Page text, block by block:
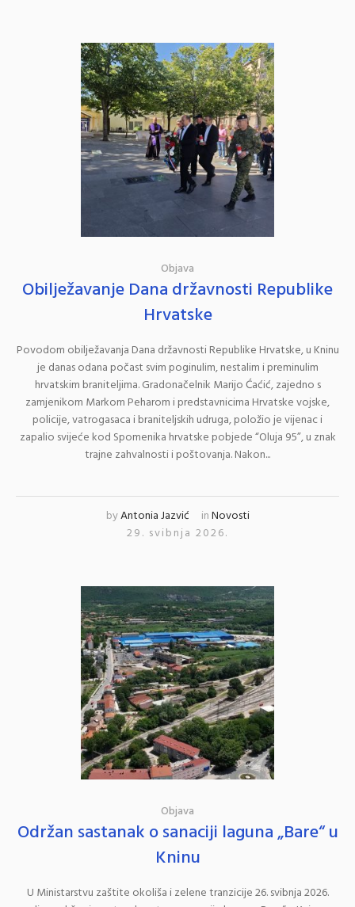
Objava
Obilježavanje Dana državnosti Republike
Hrvatske
Povodom obilježavanja Dana državnosti Republike Hrvatske, u Kninu
je danas odana počast svim poginulim, nestalim i preminulim
hrvatskim braniteljima. Gradonačelnik Marijo Ćaćić, zajedno s
zamjenikom Markom Peharom i predstavnicima Hrvatske vojske,
policije, vatrogasaca i braniteljskih udruga, položio je vijenac i
zapalio svijeće kod Spomenika hrvatske pobjede “Oluja 95”, u znak
trajne zahvalnosti i poštovanja. Nakon...
byAntonia Jazvić inNovosti
29. svibnja 2026.
Objava
Održan sastanak o sanaciji laguna „Bare“ u
Kninu
U Ministarstvu zaštite okoliša i zelene tranzicije 26. svibnja 2026.